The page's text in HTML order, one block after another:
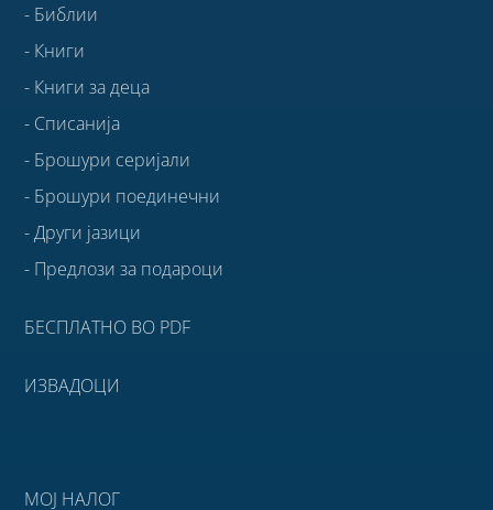
- Библии
- Книги
- Книги за деца
- Списанија
- Брошури серијали
- Брошури поединечни
- Други јазици
- Предлози за подароци
БЕСПЛАТНО ВО PDF
ИЗВАДОЦИ
МОЈ НАЛОГ